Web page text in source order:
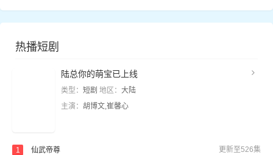
热播短剧
陆总你的萌宝已上线
类型： 短剧 地区： 大陆
主演： 胡博文,崔馨心
更新至526集
1 仙武帝尊